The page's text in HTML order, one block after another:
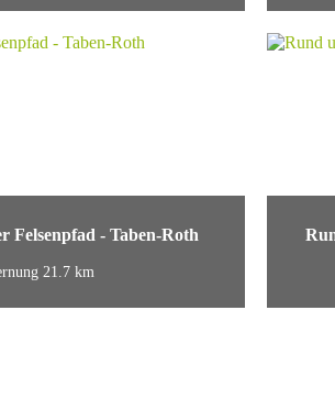
Felsenpfad - Taben-Roth
21.7 km